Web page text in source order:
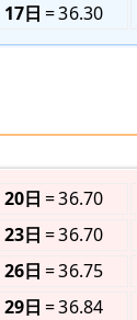
17日 36.30
20日 36.70
23日 36.70
26日 36.75
29日 36.84